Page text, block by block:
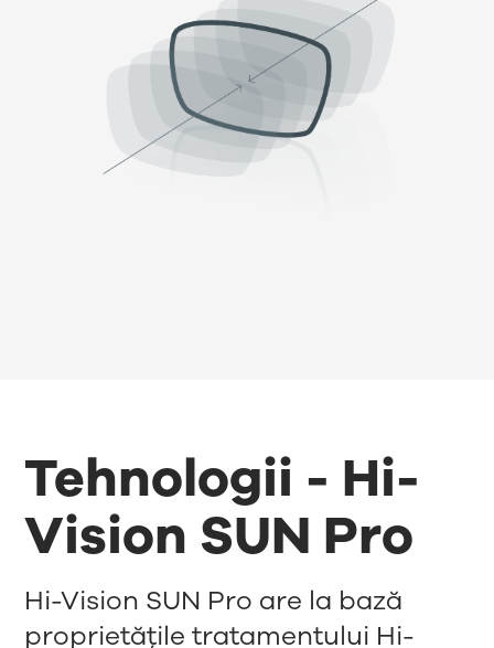
Tehnologii - Hi-
Vision SUN Pro
Hi-Vision SUN Pro are la bază
proprietățile tratamentului Hi-